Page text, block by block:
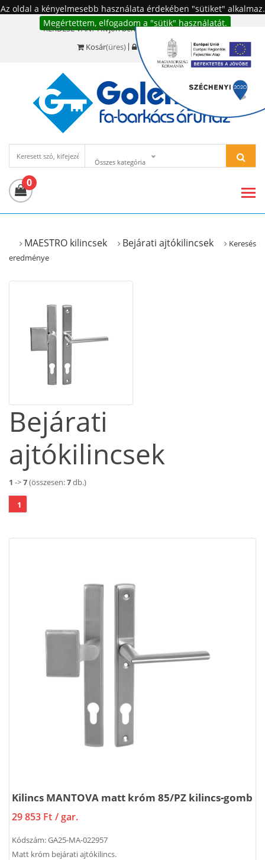
Az oldal a kényelmesebb használata érdekében "sütiket" alkalmaz.
Megértettem, elfogadom a "sütik" használatát.
KÉRDÉSE VAN? Hívjon bennünket!:+36 20 977-6494
Kosár(üres) Bejelentkezés
Összes kategória
0
MAESTRO kilincsek Bejárati ajtókilincsek
Keresés
eredménye
Bejárati
ajtókilincsek
1 ->7(összesen:7db.)
1
Kilincs MANTOVA matt króm 85/PZ kilincs-gomb
29 853 Ft / gar.
Kódszám:GA25-MA-022957
Matt króm bejárati ajtókilincs.